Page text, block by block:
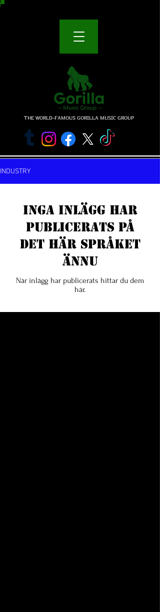
THE WORLD-FAMOUS GORILLA MUSIC GROUP
INDUSTRY
Inga inlägg har
publicerats på
det här språket
ännu
När inlägg har publicerats hittar du dem
här.